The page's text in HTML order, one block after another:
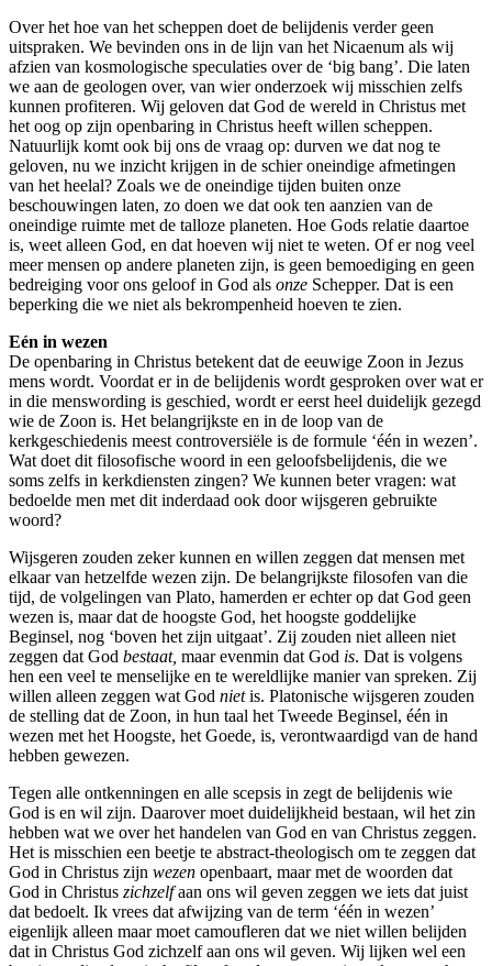
Over het hoe van het scheppen doet de belijdenis verder geen
uitspraken. We bevinden ons in de lijn van het Nicaenum als wij
afzien van kosmologische speculaties over de ‘big bang’. Die laten
we aan de geologen over, van wier onderzoek wij misschien zelfs
kunnen profiteren. Wij geloven dat God de wereld in Christus met
het oog op zijn openbaring in Christus heeft willen scheppen.
Natuurlijk komt ook bij ons de vraag op: durven we dat nog te
geloven, nu we inzicht krijgen in de schier oneindige afmetingen
van het heelal? Zoals we de oneindige tijden buiten onze
beschouwingen laten, zo doen we dat ook ten aanzien van de
oneindige ruimte met de talloze planeten. Hoe Gods relatie daartoe
is, weet alleen God, en dat hoeven wij niet te weten. Of er nog veel
meer mensen op andere planeten zijn, is geen bemoediging en geen
bedreiging voor ons geloof in God als onze Schepper. Dat is een
beperking die we niet als bekrompenheid hoeven te zien.
Eén in wezen
De openbaring in Christus betekent dat de eeuwige Zoon in Jezus
mens wordt. Voordat er in de belijdenis wordt gesproken over wat er
in die menswording is geschied, wordt er eerst heel duidelijk gezegd
wie de Zoon is. Het belangrijkste en in de loop van de
kerkgeschiedenis meest controversiële is de formule ‘één in wezen’.
Wat doet dit filosofische woord in een geloofsbelijdenis, die we
soms zelfs in kerkdiensten zingen? We kunnen beter vragen: wat
bedoelde men met dit inderdaad ook door wijsgeren gebruikte
woord?
Wijsgeren zouden zeker kunnen en willen zeggen dat mensen met
elkaar van hetzelfde wezen zijn. De belangrijkste filosofen van die
tijd, de volgelingen van Plato, hamerden er echter op dat God geen
wezen is, maar dat de hoogste God, het hoogste goddelijke
Beginsel, nog ‘boven het zijn uitgaat’. Zij zouden niet alleen niet
zeggen dat God bestaat, maar evenmin dat God is. Dat is volgens
hen een veel te menselijke en te wereldlijke manier van spreken. Zij
willen alleen zeggen wat God nietis. Platonische wijsgeren zouden
de stelling dat de Zoon, in hun taal het Tweede Beginsel, één in
wezen met het Hoogste, het Goede, is, verontwaardigd van de hand
hebben gewezen.
Tegen alle ontkenningen en alle scepsis in zegt de belijdenis wie
God is en wil zijn. Daarover moet duidelijkheid bestaan, wil het zin
hebben wat we over het handelen van God en van Christus zeggen.
Het is misschien een beetje te abstract-theologisch om te zeggen dat
God in Christus zijn wezen openbaart, maar met de woorden dat
God in Christus zichzelfaan ons wil geven zeggen we iets dat juist
dat bedoelt. Ik vrees dat afwijzing van de term ‘één in wezen’
eigenlijk alleen maar moet camoufleren dat we niet willen belijden
dat in Christus God zichzelf aan ons wil geven. Wij lijken wel een